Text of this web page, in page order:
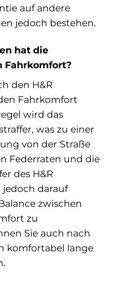
auf andere
jedoch bestehen.
hat die
Fahrkomfort?
den H&R
Fahrkomfort
wird das
was zu einer
von der Straße
Federraten und die
des H&R
jedoch darauf
zwischen
zu
Sie auch nach
komfortabel lange